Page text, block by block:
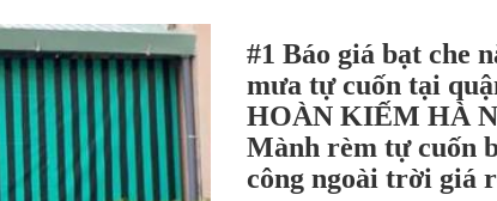
#1 Báo giá bạt che
mưa tự cuốn tại
HOÀN KIẾM HÀ
Mành rèm tự cuốn
công ngoài trời giá